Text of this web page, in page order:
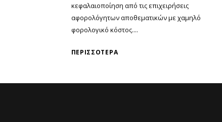
κεφαλαιοποίηση από τις επιχειρήσεις
αφορολόγητων αποθεματικών με χαμηλό
φορολογικό κόστος....
ΠΕΡΙΣΣΌΤΕΡΑ